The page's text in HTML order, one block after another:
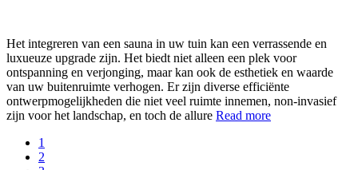
Het integreren van een sauna in uw tuin kan een verrassende en
luxueuze upgrade zijn. Het biedt niet alleen een plek voor
ontspanning en verjonging, maar kan ook de esthetiek en waarde
van uw buitenruimte verhogen. Er zijn diverse efficiënte
ontwerpmogelijkheden die niet veel ruimte innemen, non-invasief
zijn voor het landschap, en toch de allure Read more
1
2